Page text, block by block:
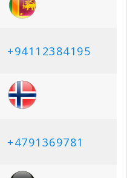
+94112384195
+4791369781